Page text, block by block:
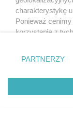
charakterystykę
Ponieważ
korzystanie z
zmienić/wycofać
znajdujący się w
rodzaje
użytkownika, ale
przetwarzaniu.
PARTNERZY